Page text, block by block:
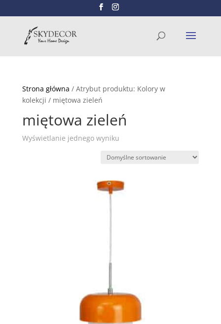
Strona główna / Atrybut produktu: Kolory w
kolekcji / miętowa zieleń
miętowa zieleń
Wyświetlanie jednego wyniku